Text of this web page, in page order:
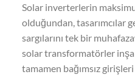
Solar inverterlerin
olduğundan, tasarımcılar
sargılarını tek bir
solar transformatörler
tamamen bağımsız